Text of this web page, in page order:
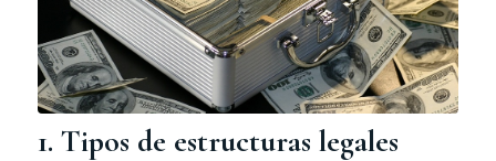
1. Tipos de estructuras legales